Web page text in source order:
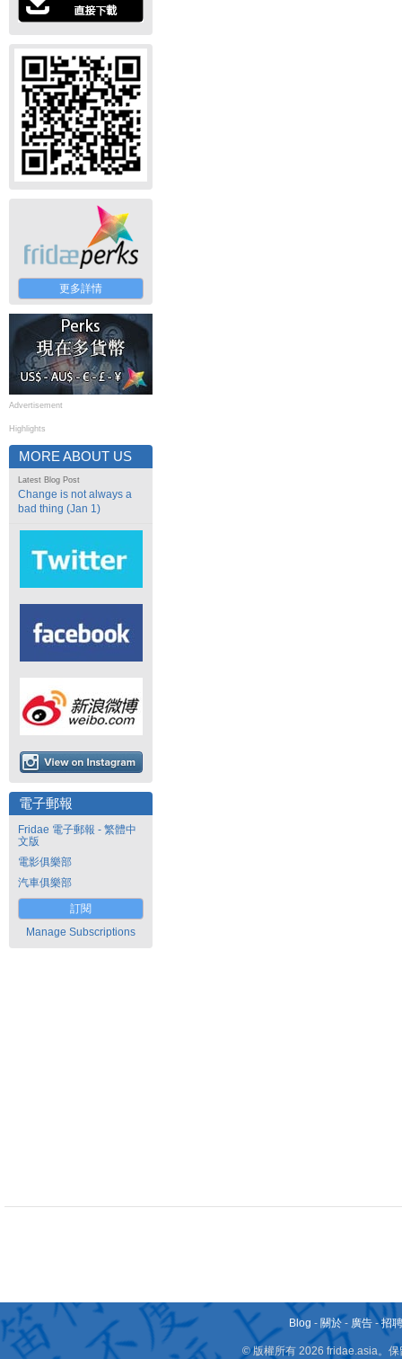
更多詳情
Advertisement
Highlights
MORE ABOUT US
Latest Blog Post
Change is not always a
bad thing (Jan 1)
電子郵報
Fridae 電子郵報 - 繁體中
文版
電影俱樂部
汽車俱樂部
訂閱
Manage Subscriptions
Blog - 關於 - 廣告 -招
© 版權所有 2026 fridae.asia。